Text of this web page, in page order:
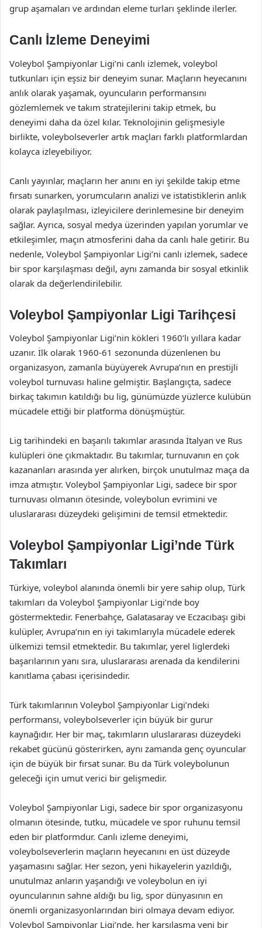
grup aşamaları ve ardından eleme turları şeklinde ilerler.
Canlı İzleme Deneyimi
Voleybol Şampiyonlar Ligi’ni canlı izlemek, voleybol
tutkunları için eşsiz bir deneyim sunar. Maçların heyecanını
anlık olarak yaşamak, oyuncuların performansını
gözlemlemek ve takım stratejilerini takip etmek, bu
deneyimi daha da özel kılar. Teknolojinin gelişmesiyle
birlikte, voleybolseverler artık maçları farklı platformlardan
kolayca izleyebiliyor.
Canlı yayınlar, maçların her anını en iyi şekilde takip etme
fırsatı sunarken, yorumcuların analizi ve istatistiklerin anlık
olarak paylaşılması, izleyicilere derinlemesine bir deneyim
sağlar. Ayrıca, sosyal medya üzerinden yapılan yorumlar ve
etkileşimler, maçın atmosferini daha da canlı hale getirir. Bu
nedenle, Voleybol Şampiyonlar Ligi’ni canlı izlemek, sadece
bir spor karşılaşması değil, aynı zamanda bir sosyal etkinlik
olarak da değerlendirilebilir.
Voleybol Şampiyonlar Ligi Tarihçesi
Voleybol Şampiyonlar Ligi’nin kökleri 1960’lı yıllara kadar
uzanır. İlk olarak 1960-61 sezonunda düzenlenen bu
organizasyon, zamanla büyüyerek Avrupa’nın en prestijli
voleybol turnuvası haline gelmiştir. Başlangıçta, sadece
birkaç takımın katıldığı bu lig, günümüzde yüzlerce kulübün
mücadele ettiği bir platforma dönüşmüştür.
Lig tarihindeki en başarılı takımlar arasında İtalyan ve Rus
kulüpleri öne çıkmaktadır. Bu takımlar, turnuvanın en çok
kazananları arasında yer alırken, birçok unutulmaz maça da
imza atmıştır. Voleybol Şampiyonlar Ligi, sadece bir spor
turnuvası olmanın ötesinde, voleybolun evrimini ve
uluslararası düzeydeki gelişimini de temsil etmektedir.
Voleybol Şampiyonlar Ligi’nde Türk
Takımları
Türkiye, voleybol alanında önemli bir yere sahip olup, Türk
takımları da Voleybol Şampiyonlar Ligi’nde boy
göstermektedir. Fenerbahçe, Galatasaray ve Eczacıbaşı gibi
kulüpler, Avrupa’nın en iyi takımlarıyla mücadele ederek
ülkemizi temsil etmektedir. Bu takımlar, yerel liglerdeki
başarılarının yanı sıra, uluslararası arenada da kendilerini
kanıtlama çabası içerisindedir.
Türk takımlarının Voleybol Şampiyonlar Ligi’ndeki
performansı, voleybolseverler için büyük bir gurur
kaynağıdır. Her bir maç, takımların uluslararası düzeydeki
rekabet gücünü gösterirken, aynı zamanda genç oyuncular
için de büyük bir fırsat sunar. Bu da Türk voleybolunun
geleceği için umut verici bir gelişmedir.
Voleybol Şampiyonlar Ligi, sadece bir spor organizasyonu
olmanın ötesinde, tutku, mücadele ve spor ruhunu temsil
eden bir platformdur. Canlı izleme deneyimi,
voleybolseverlerin maçların heyecanını en üst düzeyde
yaşamasını sağlar. Her sezon, yeni hikayelerin yazıldığı,
unutulmaz anların yaşandığı ve voleybolun en iyi
oyuncularının sahne aldığı bu lig, spor dünyasının en
önemli organizasyonlarından biri olmaya devam ediyor.
Voleybol Şampiyonlar Ligi’nde, her karşılaşma yeni bir